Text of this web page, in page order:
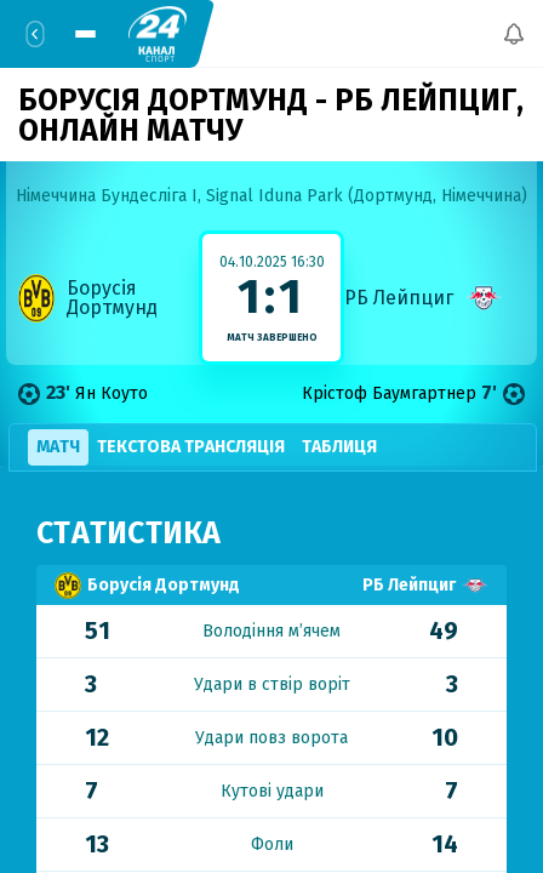
БОРУСІЯ ДОРТМУНД - РБ ЛЕЙПЦИГ,
ОНЛАЙН МАТЧУ
Німеччина Бундесліга I, Signal Iduna Park (Дортмунд, Німеччина)
Борусія
Дортмунд
04.10.2025 16:30
1:1
МАТЧ ЗАВЕРШЕНО
РБ Лейпциг
23' Ян Коуто Крістоф Баумгартнер 7'
МАТЧ ТЕКСТОВА ТРАНСЛЯЦІЯ ТАБЛИЦЯ
СТАТИСТИКА
Борусія Дортмунд РБ Лейпциг
51 Володіння м’ячем
49
3
Удари в ствір воріт
3
12
Удари повз ворота
10
7
Кутові удари
7
13
Фоли
14